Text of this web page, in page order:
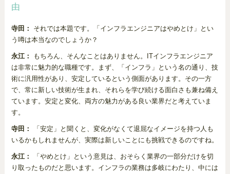
由
寺田：
それでは本題です。「インフラエンジニアはやめとけ」とい
う噂は本当なのでしょうか？
永江：
もちろん、そんなことはありません。ITインフラエンジニア
は非常に魅力的な職種です。まず、「インフラ」という名の通り、技
術に汎用性があり、安定しているという側面があります。その一方
で、常に新しい技術が生まれ、それらを学び続ける面白さも兼ね備え
ています。安定と変化、両方の魅力がある良い業界だと考えていま
す。
寺田：
「安定」と聞くと、変化がなくて退屈なイメージを持つ人も
いるかもしれませんが、実際は新しいことにも挑戦できるのですね。
永江：
「やめとけ」という意見は、おそらく業界の一部分だけを切
り取ったものだと思います。インフラの業務は多岐にわたり、中には